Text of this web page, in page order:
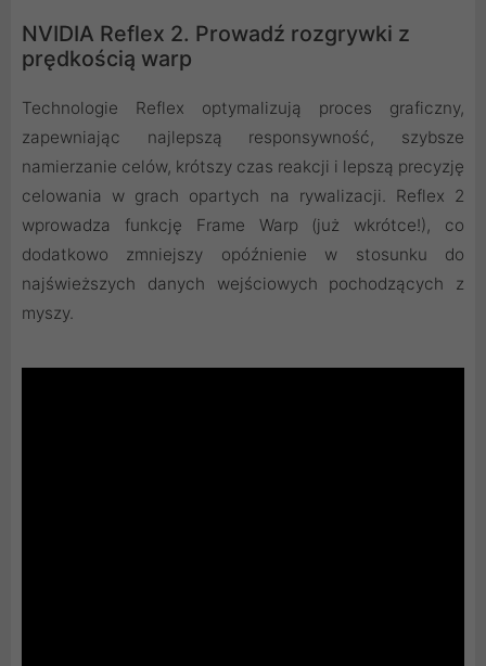
NVIDIA Reflex 2. Prowadź rozgrywki z
prędkością warp
Technologie Reflex optymalizują proces graficzny,
zapewniając najlepszą responsywność, szybsze
namierzanie celów, krótszy czas reakcji i lepszą precyzję
celowania w grach opartych na rywalizacji. Reflex 2
wprowadza funkcję Frame Warp (już wkrótce!), co
dodatkowo zmniejszy opóźnienie w stosunku do
najświeższych danych wejściowych pochodzących z
myszy.